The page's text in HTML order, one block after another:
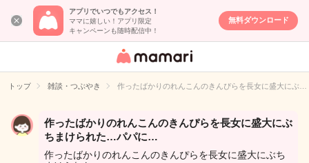
アプリでいつでもアクセス！
ママに嬉しい！アプリ限定
キャンペーンも随時配信中！
無料ダウンロード
女性専用匿名QA
イト
トップ 雑談・つぶやき 作ったばかりのれんこんのきんぴらを長女に盛大にぶ…
作ったばかりのれんこんのきんぴらを長女に盛大にぶ
ちまけられた…パパに…
作ったばかりのれんこんのきんぴらを長女に盛大にぶち